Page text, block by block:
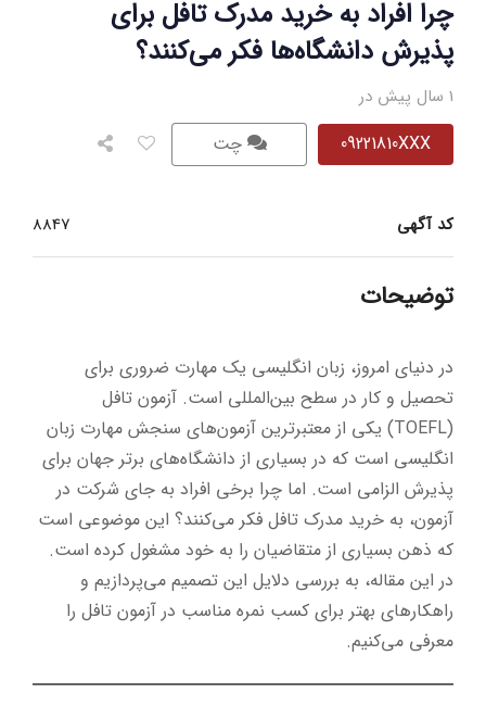
چرا افراد به خرید مدرک تافل برای
پذیرش دانشگاه‌ها فکر می‌کنند؟
1 سال پیش در
09221810XXX چت
کد آگهی 8847
توضیحات
در دنیای امروز، زبان انگلیسی یک مهارت ضروری برای
تحصیل و کار در سطح بین‌المللی است. آزمون تافل
(TOEFL) یکی از معتبرترین آزمون‌های سنجش مهارت زبان
انگلیسی است که در بسیاری از دانشگاه‌های برتر جهان برای
پذیرش الزامی است. اما چرا برخی افراد به جای شرکت در
آزمون، به خرید مدرک تافل فکر می‌کنند؟ این موضوعی است
که ذهن بسیاری از متقاضیان را به خود مشغول کرده است.
در این مقاله، به بررسی دلایل این تصمیم می‌پردازیم و
راهکارهای بهتر برای کسب نمره مناسب در آزمون تافل را
معرفی می‌کنیم.